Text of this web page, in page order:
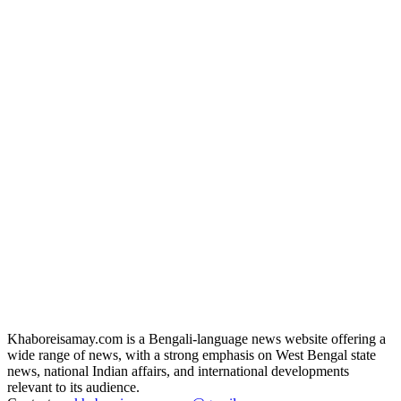
Khaboreisamay.com is a Bengali-language news website offering a
wide range of news, with a strong emphasis on West Bengal state
news, national Indian affairs, and international developments
relevant to its audience.